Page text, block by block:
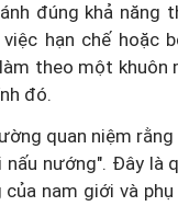
đúng khả năng
hạn chế hoặc
theo một khuôn
đó.
quan niệm rằng
nướng". Đây là
của nam giới và